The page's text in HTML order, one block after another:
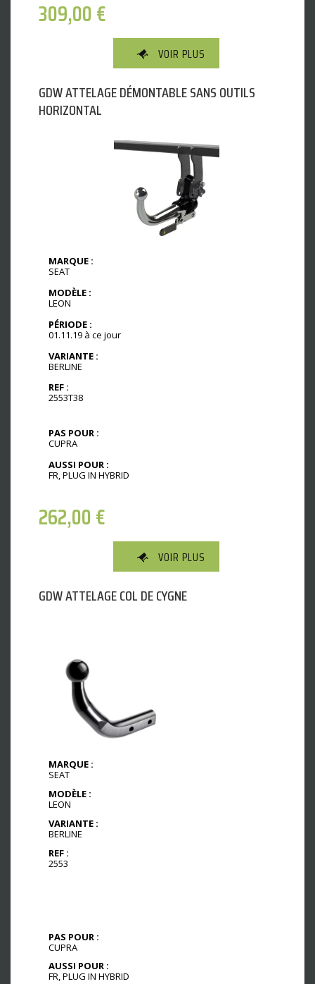
309,00€
VOIR PLUS
GDW ATTELAGE DÉMONTABLE SANS OUTILS
HORIZONTAL
MARQUE :
SEAT
MODÈLE :
LEON
PÉRIODE :
01.11.19 à ce jour
VARIANTE :
BERLINE
REF :
2553T38
PAS POUR :
CUPRA
AUSSI POUR :
FR, PLUG IN HYBRID
262,00€
VOIR PLUS
GDW ATTELAGE COL DE CYGNE
MARQUE :
SEAT
MODÈLE :
LEON
VARIANTE :
BERLINE
REF :
2553
PAS POUR :
CUPRA
AUSSI POUR :
FR, PLUG IN HYBRID